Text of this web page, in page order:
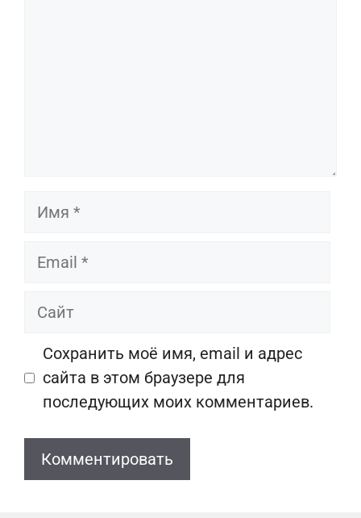
Имя
Email
Сайт
Сохранить моё имя, email и адрес
сайта в этом браузере для
последующих моих комментариев.